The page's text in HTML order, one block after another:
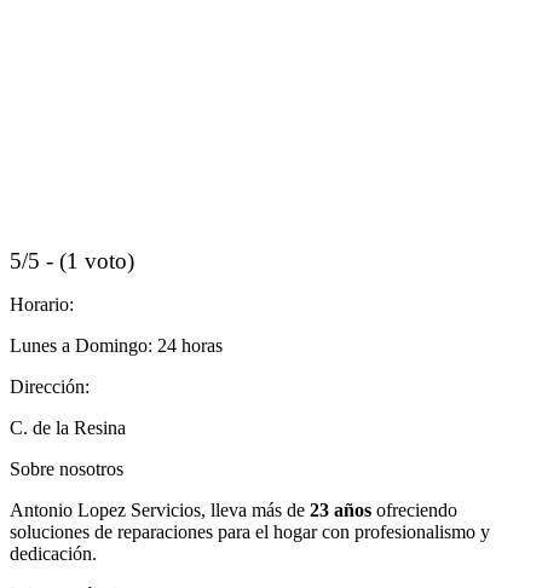
5/5 - (1 voto)
Horario:
Lunes a Domingo: 24 horas
Dirección:
C. de la Resina
Sobre nosotros
Antonio Lopez Servicios, lleva más de 23 años ofreciendo
soluciones de reparaciones para el hogar con profesionalismo y
dedicación.